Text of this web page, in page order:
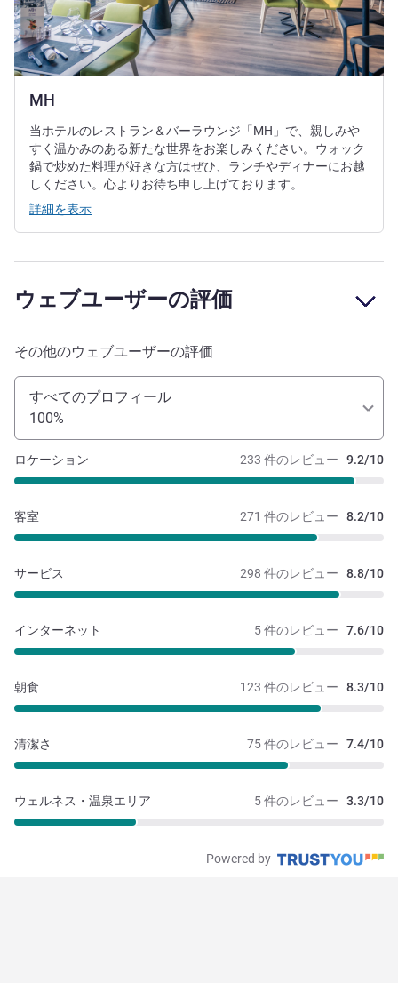
MH
当ホテルのレストラン＆バーラウンジ「MH」で、親しみや
すく温かみのある新たな世界をお楽しみください。ウォック
鍋で炒めた料理が好きな方はぜひ、ランチやディナーにお越
しください。心よりお待ち申し上げております。
詳細を表示
ウェブユーザーの評価
その他のウェブユーザーの評価
すべてのプロフィール
100%
233 件のレビュー 9.2/10
ロケーション
271 件のレビュー 8.2/10
客室
298 件のレビュー 8.8/10
サービス
5 件のレビュー 7.6/10
インターネット
123 件のレビュー 8.3/10
朝食
75 件のレビュー 7.4/10
清潔さ
5 件のレビュー 3.3/10
ウェルネス・温泉エリア
Powered by